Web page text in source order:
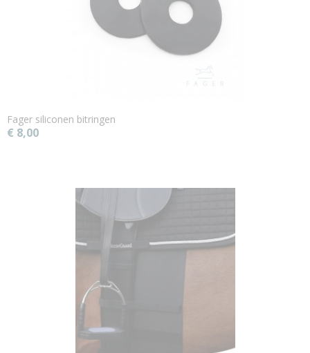
Fager siliconen bitringen
€ 8,00